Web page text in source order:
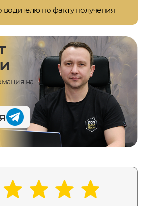
по факту получения
на